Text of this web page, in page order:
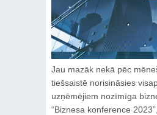
Jau mazāk nekā pēc
tiešsaistē norisināsies
uzņēmējiem nozīmīga
“Biznesa konference